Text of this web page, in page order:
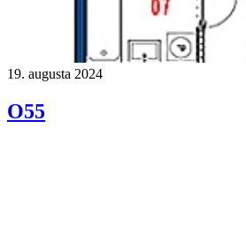
19. augusta 2024
O55